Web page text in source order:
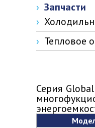
Запчасти
Тепловое
Серия